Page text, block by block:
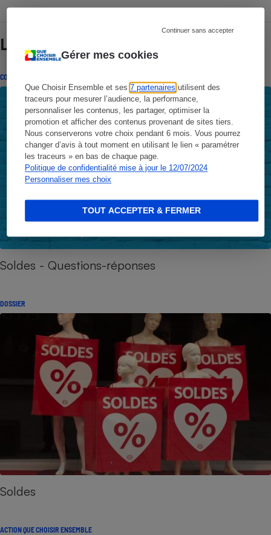
Gérer mes cookies
Que Choisir Ensemble et ses7 partenaires utilisent des
traceurs pour mesurer l’audience, la performance,
personnaliser les contenus, les partager, optimiser la
promotion et afficher des contenus provenant de sites tiers.
Nous conserverons votre choix pendant 6 mois. Vous pourrez
changer d’avis à tout moment en utilisant le lien « paramétrer
les traceurs » en bas de chaque page.
Politique de confidentialité mise à jour le 12/07/2024
Personnaliser mes choix
Continuer sans accepter
TOUT ACCEPTER & FERMER
Lire aussi
CONSEILS
Soldes - Questions-réponses
DOSSIER
Soldes
ACTION QUE CHOISIR ENSEMBLE